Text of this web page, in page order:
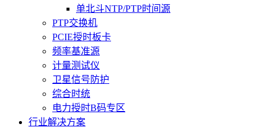
单北斗NTP/PTP时间源
PTP交换机
PCIE授时板卡
频率基准源
计量测试仪
卫星信号防护
综合时统
电力授时B码专区
行业解决方案